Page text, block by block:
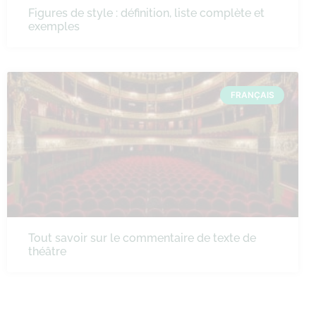
Figures de style : définition, liste complète et
exemples
FRANÇAIS
Tout savoir sur le commentaire de texte de
théâtre